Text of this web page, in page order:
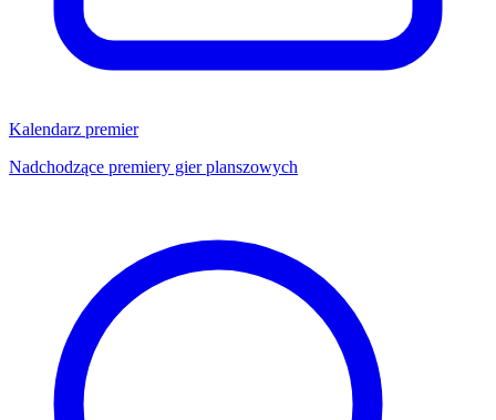
Kalendarz premier
Nadchodzące premiery gier planszowych